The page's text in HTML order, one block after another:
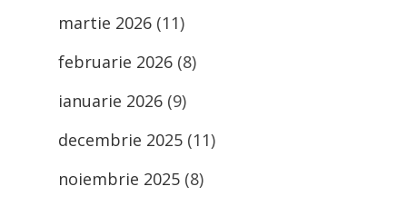
martie 2026 (11)
februarie 2026 (8)
ianuarie 2026 (9)
decembrie 2025 (11)
noiembrie 2025 (8)